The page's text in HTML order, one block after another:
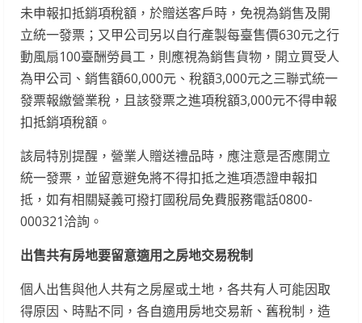
未申報扣抵銷項稅額，於贈送客戶時，免視為銷售及開
立統一發票；又甲公司另以自行產製每臺售價630元之行
動風扇100臺酬勞員工，則應視為銷售貨物，開立買受人
為甲公司、銷售額60,000元、稅額3,000元之三聯式統一
發票報繳營業稅，且該發票之進項稅額3,000元不得申報
扣抵銷項稅額。
該局特別提醒，營業人贈送禮品時，應注意是否應開立
統一發票，並留意避免將不得扣抵之進項憑證申報扣
抵，如有相關疑義可撥打國稅局免費服務電話0800-
000321洽詢。
出售共有房地要留意適用之房地交易稅制
個人出售與他人共有之房屋或土地，各共有人可能因取
得原因、時點不同，各自適用房地交易新、舊稅制，造